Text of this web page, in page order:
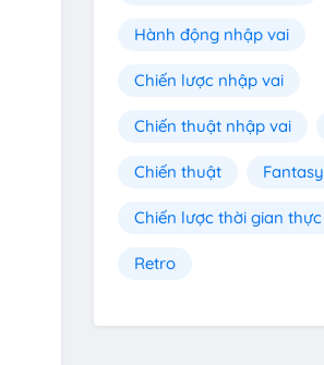
Hành động nhập vai
Chiến lược nhập vai
Chiến thuật nhập vai
Chiến thuật Fantasy
Chiến lược thời gian thực
Retro